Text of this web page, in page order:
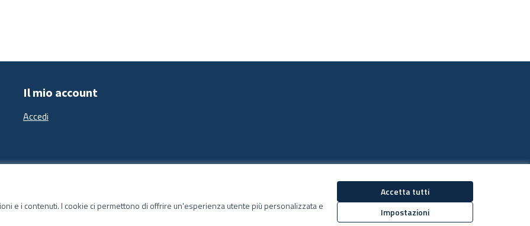
e i contenuti. I cookie ci permettono di offrire un'esperienza utente più personalizzata e
Accetta tutti
Impostazioni
Il mio account
Accedi